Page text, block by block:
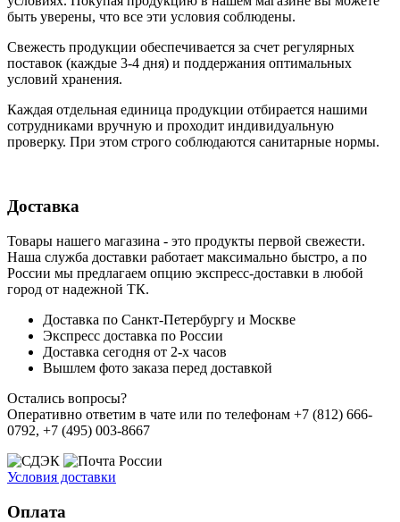
быть уверены, что все эти условия соблюдены.
Свежесть продукции обеспечивается за счет регулярных
поставок (каждые 3-4 дня) и поддержания оптимальных
условий хранения.
Каждая отдельная единица продукции отбирается нашими
сотрудниками вручную и проходит индивидуальную
проверку. При этом строго соблюдаются санитарные нормы.
Доставка
Товары нашего магазина - это продукты первой свежести.
Наша служба доставки работает максимально быстро, а по
России мы предлагаем опцию экспресс-доставки в любой
город от надежной ТК.
Доставка по Санкт-Петербургу и Москве
Экспресс доставка по России
Доставка сегодня от 2-х часов
Вышлем фото заказа перед доставкой
Остались вопросы?
Оперативно ответим в чате или по телефонам +7 (812) 666-
0792, +7 (495) 003-8667
Условия доставки
Оплата